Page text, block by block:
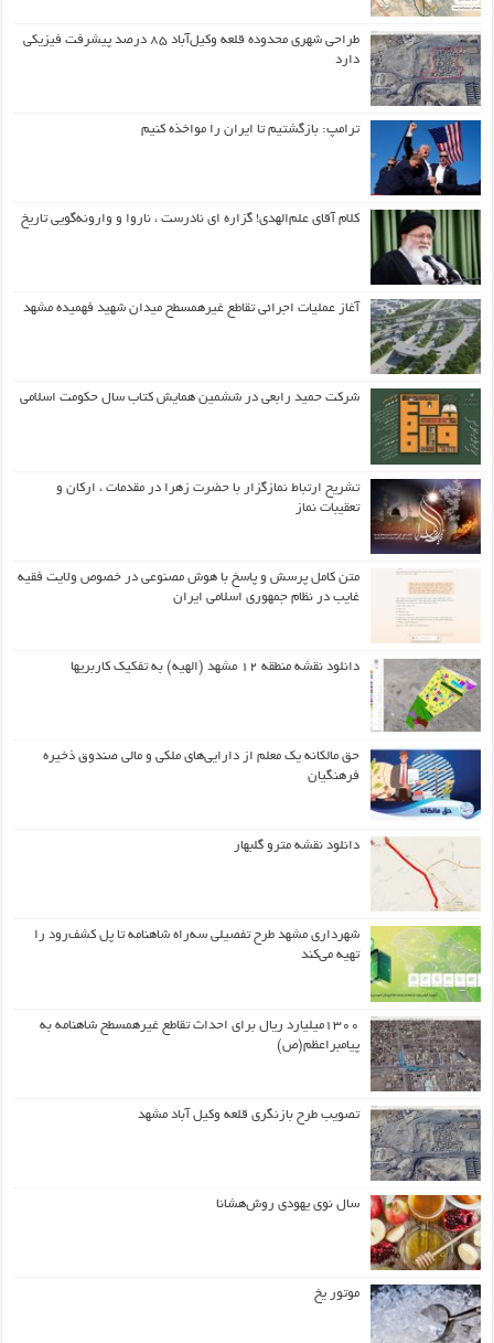
طراحی شهری محدوده قلعه وکیل‌آباد ۸۵ درصد پیشرفت فیزیکی
دارد
ترامپ: بازگشتیم تا ایران را مواخذه کنیم
کلام آقای علم‌الهدی! گزاره ای نادرست ، ناروا و وارونه‌گویی تاریخ
آغاز عملیات اجرائی تقاطع غیرهمسطح میدان شهید فهمیده مشهد
شرکت حمید رابعی در ششمین همایش کتاب سال حکومت اسلامی
تشریح ارتباط نمازگزار با حضرت زهرا در مقدمات ، ارکان و
تعقیبات نماز
متن کامل پرسش و پاسخ با هوش مصنوعی در خصوص ولایت فقیه
غایب در نظام جمهوری اسلامی ایران
دانلود نقشه منطقه ۱۲ مشهد (الهیه) به تفکیک کاربریها
حق مالکانه یک معلم از دارایی‌های ملکی و مالی صندوق ذخیره
فرهنگیان
دانلود نقشه مترو گلبهار
شهرداری مشهد طرح تفصیلی سه‌راه شاهنامه تا پل کشف‌رود را
تهیه می‌کند
۱۳۰۰میلیارد ریال برای احداث تقاطع غیرهمسطح شاهنامه به
پیامبراعظم(ص)
تصویب طرح بازنگری قلعه وکیل آباد مشهد
سال نوی یهودی روش‌هشانا
موتور یخ